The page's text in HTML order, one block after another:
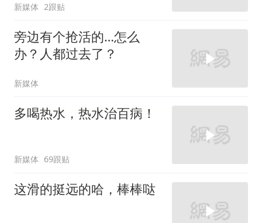
新媒体 2跟贴
旁边有个抢活的…怎么
办？人都过去了？
新媒体
多喝热水，热水治百病！
新媒体 69跟贴
这滑的挺远的哈，棒棒哒